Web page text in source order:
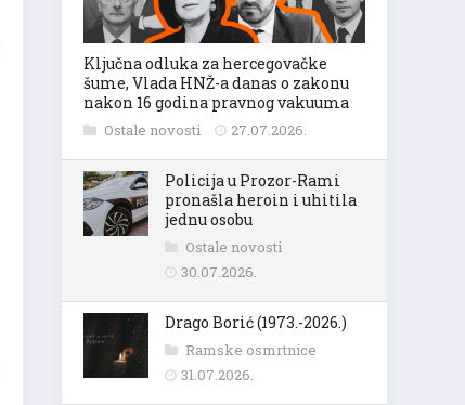
Ključna odluka za hercegovačke
šume, Vlada HNŽ-a danas o zakonu
nakon 16 godina pravnog vakuuma
Ostale novosti 27.07.2026.
Policija u Prozor-Rami
pronašla heroin i uhitila
jednu osobu
Ostale novosti
30.07.2026.
Drago Borić (1973.-2026.)
Ramske osmrtnice
31.07.2026.